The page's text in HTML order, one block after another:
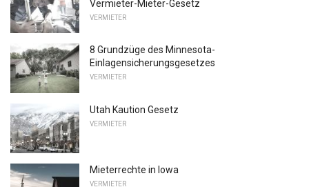
Vermieter-Mieter-Gesetz
VERMIETER
8 Grundzüge des Minnesota-
Einlagensicherungsgesetzes
VERMIETER
Utah Kaution Gesetz
VERMIETER
Mieterrechte in Iowa
VERMIETER